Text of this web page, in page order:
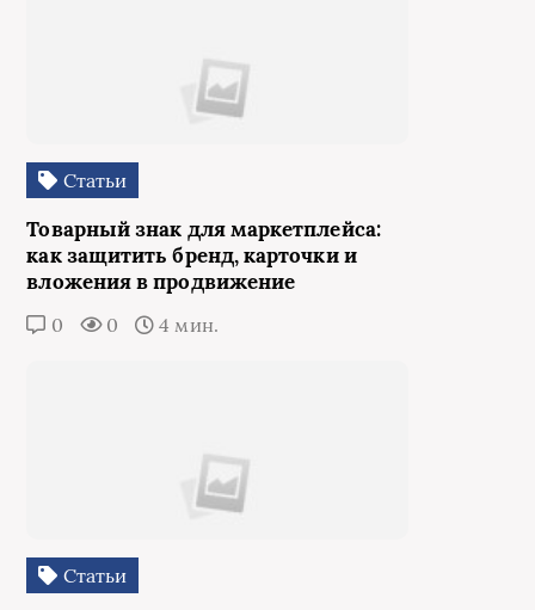
Статьи
Товарный знак для маркетплейса:
как защитить бренд, карточки и
вложения в продвижение
0 0 4 мин.
Статьи